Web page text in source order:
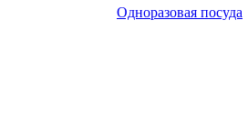
Одноразовая посуда